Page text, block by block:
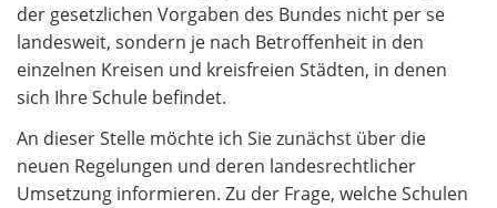
der gesetzlichen Vorgaben des Bundes nicht per se
landesweit, sondern je nach Betroffenheit in den
einzelnen Kreisen und kreisfreien Städten, in denen
sich Ihre Schule befindet.
An dieser Stelle möchte ich Sie zunächst über die
neuen Regelungen und deren landesrechtlicher
Umsetzung informieren. Zu der Frage, welche Schulen